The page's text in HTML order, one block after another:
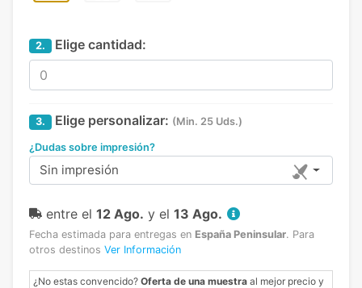
2. Elige cantidad:
3. Elige personalizar: (Min. 25 Uds.)
¿Dudas sobre impresión?
Sin impresión
entre el 12 Ago. y el 13 Ago.
Fecha estimada para entregas en España Peninsular. Para
otros destinos Ver Información
¿No estas convencido? Oferta de una muestra al mejor precio y